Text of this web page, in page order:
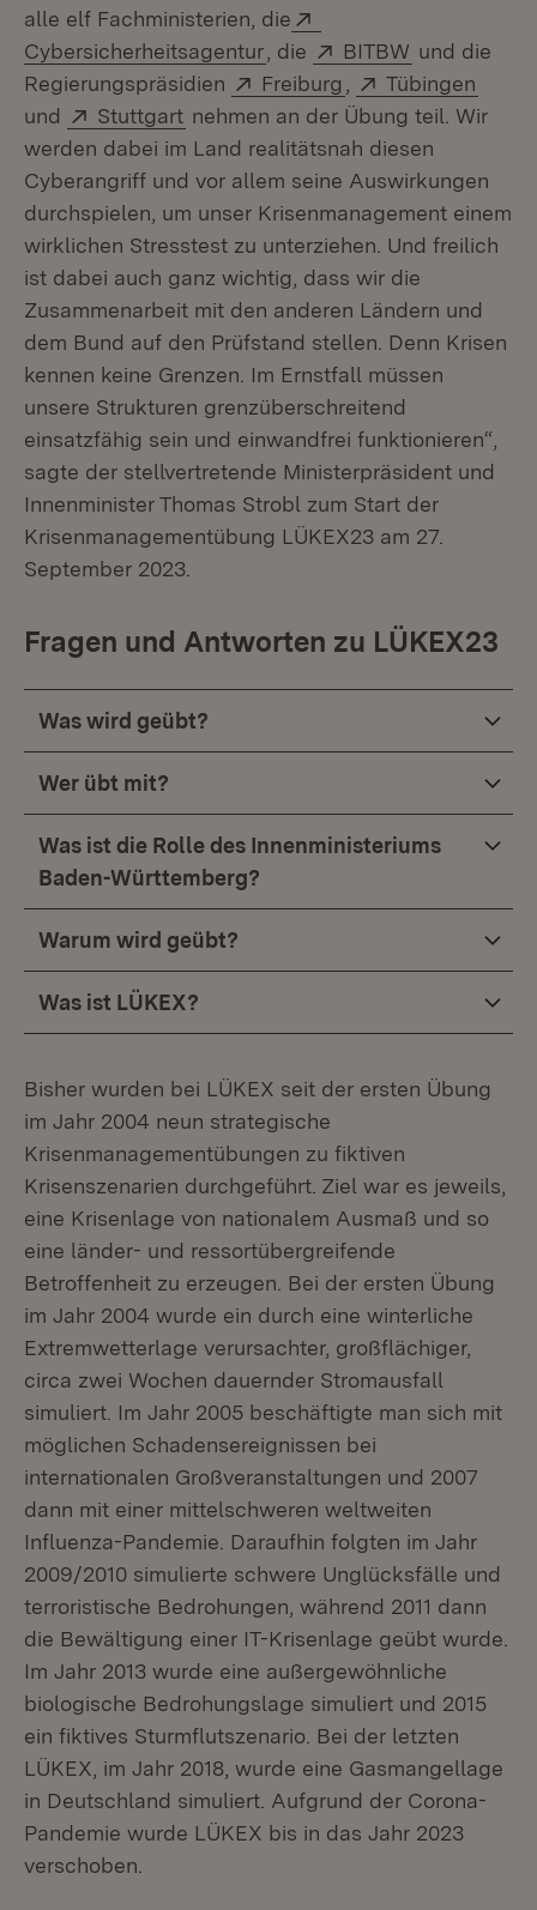
alle elf Fachministerien, die
Cybersicherheitsagentur (Öffnet in neuem Fenster)
, die Extern:
BITBW (Öffnet in
und die
Regierungspräsidien
Extern:
Freiburg (Öffnet in neuem
Extern:
Tübingen
und
Extern:
Stuttgart (Öffnet in neuem Fenster)
nehmen an der Übung teil. Wir
werden dabei im Land realitätsnah diesen
Cyberangriff und vor allem seine Auswirkungen
durchspielen, um unser Krisenmanagement einem
wirklichen Stresstest zu unterziehen. Und freilich
ist dabei auch ganz wichtig, dass wir die
Zusammenarbeit mit den anderen Ländern und
dem Bund auf den Prüfstand stellen. Denn Krisen
kennen keine Grenzen. Im Ernstfall müssen
unsere Strukturen grenzüberschreitend
einsatzfähig sein und einwandfrei funktionieren“,
sagte der stellvertretende Ministerpräsident und
Innenminister Thomas Strobl zum Start der
Krisenmanagementübung LÜKEX23 am 27.
September 2023.
Fragen und Antworten zu LÜKEX23
Was wird geübt?
Wer übt mit?
Was ist die Rolle des Innenministeriums
Baden-Württemberg?
Warum wird geübt?
Was ist LÜKEX?
Bisher wurden bei LÜKEX seit der ersten Übung
im Jahr 2004 neun strategische
Krisenmanagementübungen zu fiktiven
Krisenszenarien durchgeführt. Ziel war es jeweils,
eine Krisenlage von nationalem Ausmaß und so
eine länder- und ressortübergreifende
Betroffenheit zu erzeugen. Bei der ersten Übung
im Jahr 2004 wurde ein durch eine winterliche
Extremwetterlage verursachter, großflächiger,
circa zwei Wochen dauernder Stromausfall
simuliert. Im Jahr 2005 beschäftigte man sich mit
möglichen Schadensereignissen bei
internationalen Großveranstaltungen und 2007
dann mit einer mittelschweren weltweiten
Influenza-Pandemie. Daraufhin folgten im Jahr
2009/2010 simulierte schwere Unglücksfälle und
terroristische Bedrohungen, während 2011 dann
die Bewältigung einer IT-Krisenlage geübt wurde.
Im Jahr 2013 wurde eine außergewöhnliche
biologische Bedrohungslage simuliert und 2015
ein fiktives Sturmflutszenario. Bei der letzten
LÜKEX, im Jahr 2018, wurde eine Gasmangellage
in Deutschland simuliert. Aufgrund der Corona-
Pandemie wurde LÜKEX bis in das Jahr 2023
verschoben.